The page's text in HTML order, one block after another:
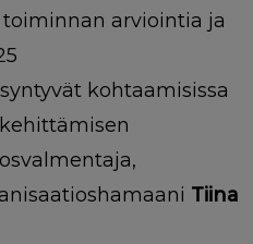
toiminnan arviointia ja
kohtaamisissa
Tiina